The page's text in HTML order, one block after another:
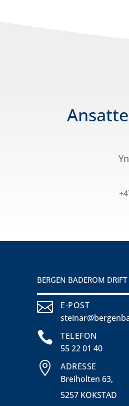
Ansatte
BERGEN BADEROM DRIFT

E-POST

TELEFON
55 22 01 40

ADRESSE
Breiholten 63,
5257 KOKSTAD